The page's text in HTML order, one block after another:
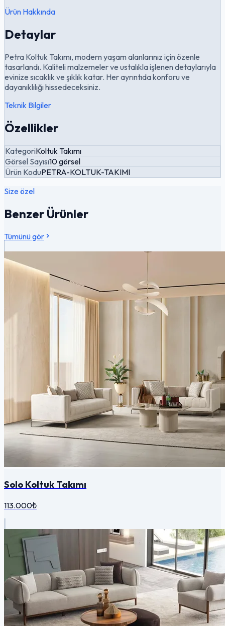
Ürün Hakkında
Detaylar
Petra Koltuk Takımı, modern yaşam alanlarınız için özenle
tasarlandı. Kaliteli malzemeler ve ustalıkla işlenen detaylarıyla
evinize sıcaklık ve şıklık katar. Her ayrıntıda konforu ve
dayanıklılığı hissedeceksiniz.
Teknik Bilgiler
Özellikler
KategoriKoltuk Takımı
Görsel Sayısı10 görsel
Ürün KoduPETRA-KOLTUK-TAKIMI
Size özel
Benzer Ürünler
Tümünü gör
Solo Koltuk Takımı
113.000₺